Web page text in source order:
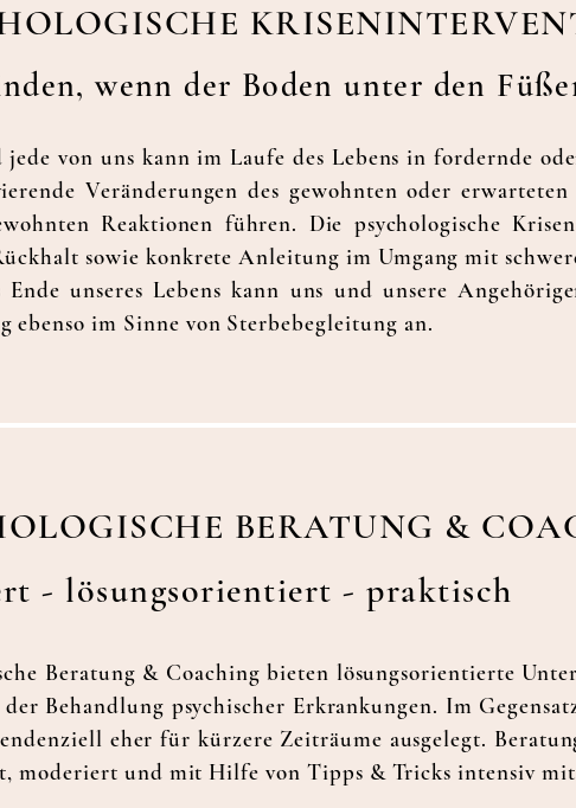
K
wenn der Boden unter den
jede von uns kann im Laufe des Lebens in fordernde
Veränderungen des gewohnten oder
Reaktionen führen. Die psychologische
sowie konkrete Anleitung im Umgang mit
Ende unseres Lebens kann uns und unsere
ebenso im Sinne von Sterbebegleitung an.
BERATUNG &
- lösungsorientiert - praktisch
Beratung & Coaching bieten lösungsorientierte
der Behandlung psychischer Erkrankungen. Im
eher für kürzere Zeiträume ausgelegt.
moderiert und mit Hilfe von Tipps & Tricks intensiv mit